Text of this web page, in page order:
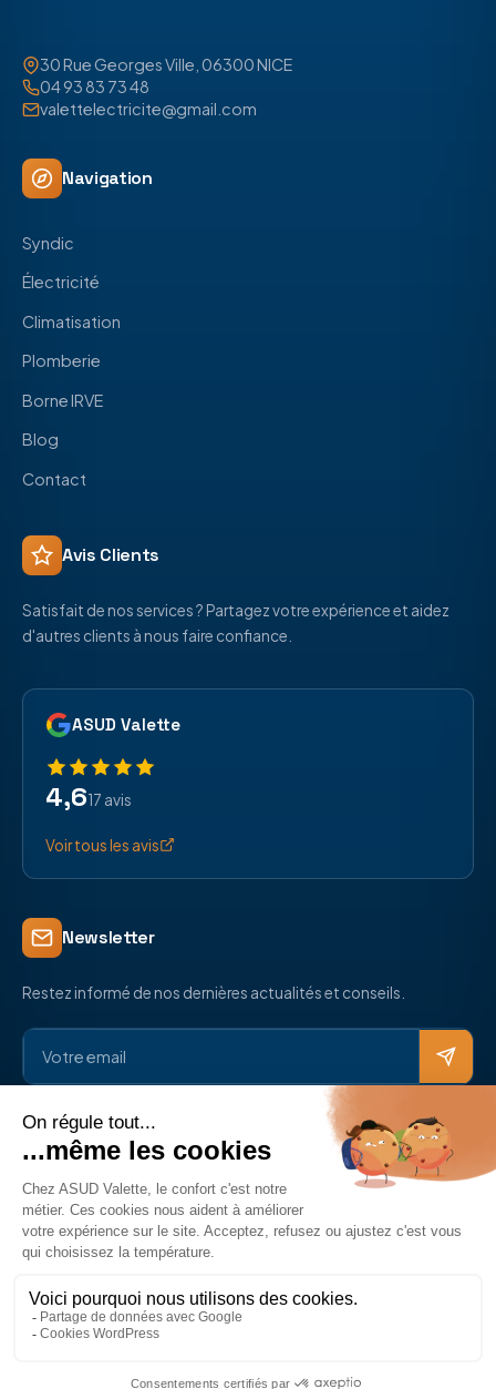
30 Rue Georges Ville, 06300 NICE
04 93 83 73 48
valettelectricite@gmail.com
Navigation
Syndic
Électricité
Climatisation
Plomberie
Borne IRVE
Blog
Contact
Avis Clients
Satisfait de nos services ? Partagez votre expérience et aidez
d'autres clients à nous faire confiance.
ASUD Valette
4,617 avis
Voir tous les avis
Newsletter
Restez informé de nos dernières actualités et conseils.
Réseaux sociaux
© 2026 ASUD Électricité. Tous droits réservés.
Politique de cookies
Développé parRayan Polizzi
Ce site est protégé par reCAPTCHA et lesRègles de